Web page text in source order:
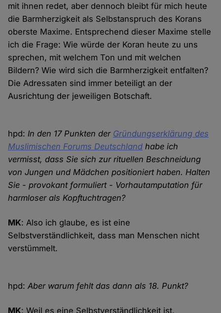
mit ihnen redet, aber dennoch bleibt für mich heute
die Barmherzigkeit als Selbstanspruch des Korans
oberste Maxime. Entsprechend dieser Maxime stelle
ich die Frage: Wie würde der Koran heute zu uns
sprechen, mit welchem Ton und mit welchen
Bildern? Wie wird sich die Barmherzigkeit entfalten?
Die Adressaten sind immer beteiligt an der
Ausrichtung der jeweiligen Botschaft.
hpd:In den 17 Punkten der Gründungserklärung des
Muslimischen Forums Deutschland habe ich
vermisst, dass Sie sich zur rituellen Beschneidung
von Jungen und Mädchen positioniert haben. Halten
Sie - provokant formuliert - Vorhautamputation für
harmloser als Kopftuchtragen?
MK: Also ich glaube, es ist eine
Selbstverständlichkeit, dass man Menschen nicht
verstümmelt.
hpd:Aber warum fehlt das dann als 18. Punkt?
MK: Weil es eine Selbstverständlichkeit ist.